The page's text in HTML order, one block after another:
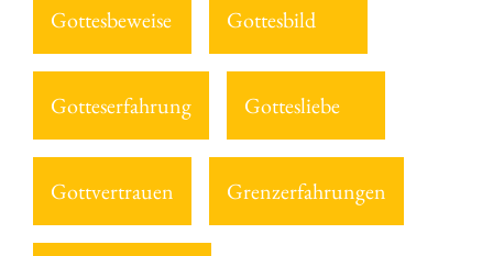
Gottesbeweise Gottesbild
Gotteserfahrung Gottesliebe
Gottvertrauen Grenzerfahrungen